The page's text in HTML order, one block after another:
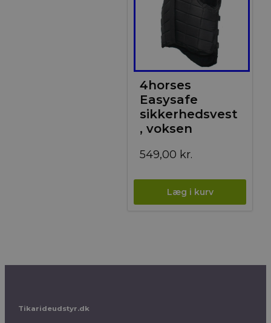
4horses
Easysafe
sikkerhedsvest
, voksen
549,00 kr.
Tikarideudstyr.dk